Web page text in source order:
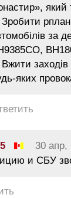
за
яких
30 апр,
и СБУ